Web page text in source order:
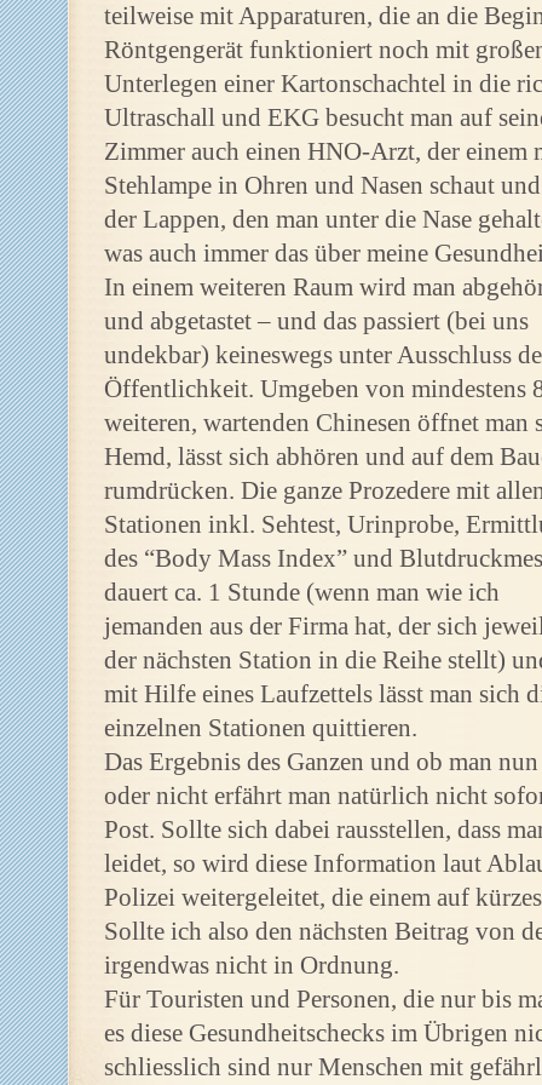
teilweise mit Apparaturen, die an die
Röntgengerät funktioniert noch mit
Unterlegen einer Kartonschachtel in die
Ultraschall und EKG besucht man auf
Zimmer auch einen HNO-Arzt, der
Stehlampe in Ohren und Nasen schaut
der Lappen, den man unter die Nase
was auch immer das über meine
In einem weiteren Raum wird man
und abgetastet – und das passiert (bei uns
undekbar) keineswegs unter Ausschluss
Öffentlichkeit. Umgeben von mindestens
weiteren, wartenden Chinesen öffnet man
Hemd, lässt sich abhören und auf dem
rumdrücken. Die ganze Prozedere mit
Stationen inkl. Sehtest, Urinprobe,
des “Body Mass Index” und
dauert ca. 1 Stunde (wenn man wie ich
jemanden aus der Firma hat, der sich
der nächsten Station in die Reihe stellt)
mit Hilfe eines Laufzettels lässt man sich
einzelnen Stationen quittieren.
Das Ergebnis des Ganzen und ob man
oder nicht erfährt man natürlich nicht
Post. Sollte sich dabei rausstellen, dass
leidet, so wird diese Information laut
Polizei weitergeleitet, die einem auf
Sollte ich also den nächsten Beitrag von
irgendwas nicht in Ordnung.
Für Touristen und Personen, die nur bis
es diese Gesundheitschecks im Übrigen
schliesslich sind nur Menschen mit